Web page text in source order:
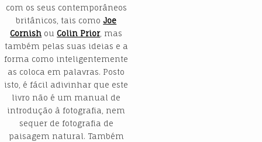
com os seus contemporâneos
britânicos, tais como Joe
Cornish ou Colin Prior, mas
também pelas suas ideias e a
forma como inteligentemente
as coloca em palavras. Posto
isto, é fácil adivinhar que este
livro não é um manual de
introdução à fotografia, nem
sequer de fotografia de
paisagem natural. Também